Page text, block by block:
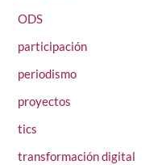
ODS
participación
periodismo
proyectos
tics
transformación digital